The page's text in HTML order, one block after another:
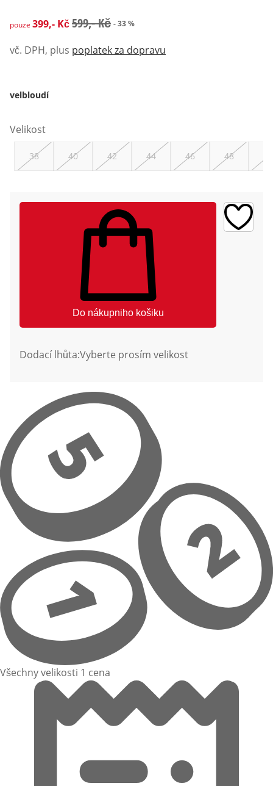
zlevněná cena: 399,- Kč, původní cena: 599,- Kč
pouze 399,- Kč599,- Kč - 33 %
vč. DPH, plus poplatek za dopravu
velbloudí
Velikost
38 40 42 44 46 48
Do nákupniho košiku
Dodací lhůta:Vyberte prosím velikost
Všechny velikosti 1 cena